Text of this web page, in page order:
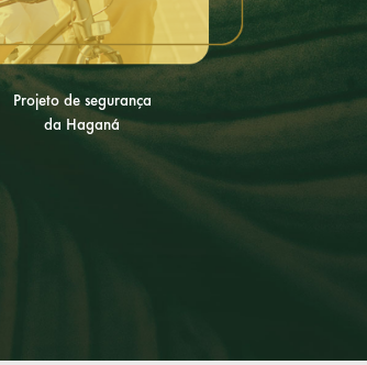
Projeto de segurança
da Haganá